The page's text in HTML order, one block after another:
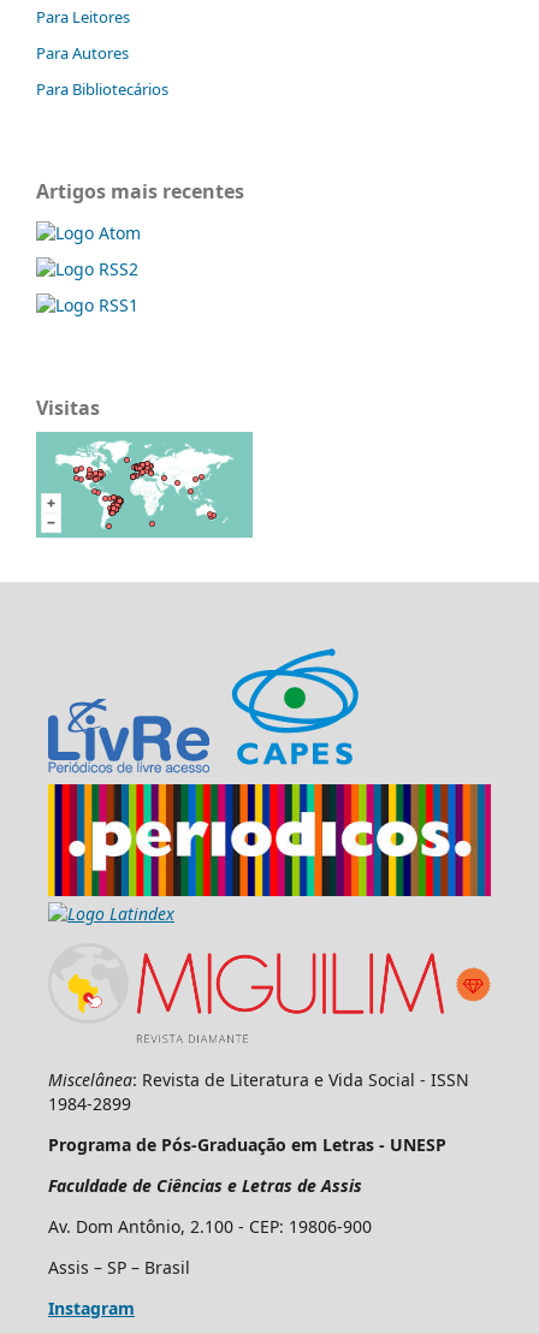
Para Leitores
Para Autores
Para Bibliotecários
Artigos mais recentes
Visitas
Miscelânea: Revista de Literatura e Vida Social - ISSN
1984-2899
Programa de Pós-Graduação em Letras - UNESP
Faculdade de Ciências e Letras de Assis
Av. Dom Antônio, 2.100 - CEP: 19806-900
Assis – SP – Brasil
Instagram